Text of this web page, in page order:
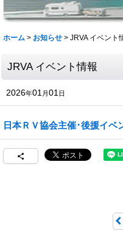
ホーム > お知らせ > JRVA イベント
JRVA イベント情報
2026年01月 01日
日本ＲＶ協会主催･後援イベ